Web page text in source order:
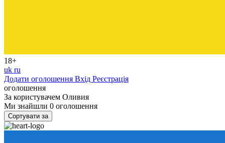
18+
uk ru
Додати оголошення Вхід Реєстрація
оголошення
За користувачем Оливия
Ми знайшли 0 оголошення
Сортувати за